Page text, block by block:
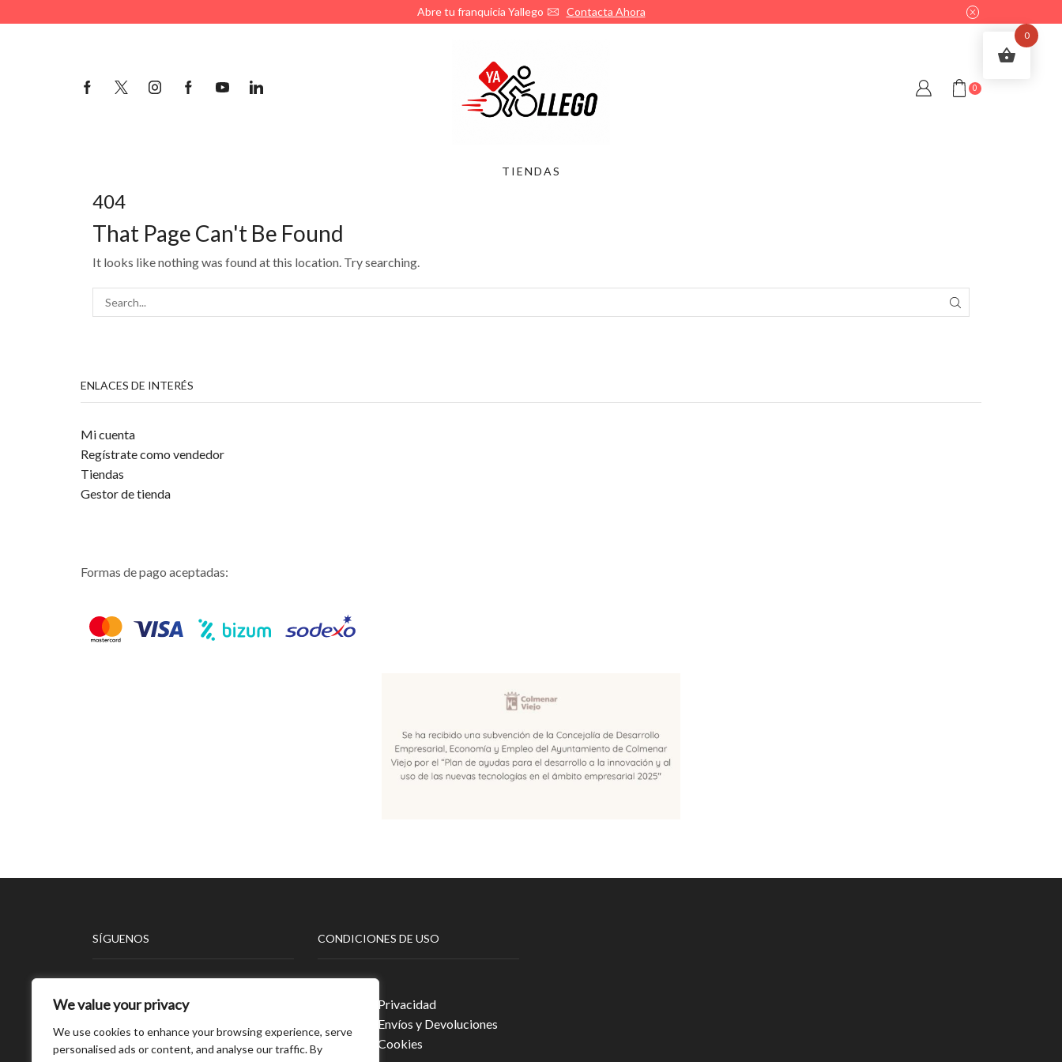
We value your privacy
We use cookies to enhance your browsing experience, serve
personalised ads or content, and analyse our traffic. By
Abre tu franquicia Yallego Contacta Ahora
0
TIENDAS
404
That Page Can't Be Found
It looks like nothing was found at this location. Try searching.
SEARCH
ENLACES DE INTERÉS
Mi cuenta
Regístrate como vendedor
Tiendas
Gestor de tienda
Formas de pago aceptadas:
SÍGUENOS CONDICIONES DE USO
Aviso Legal
Política de Privacidad
Política de Envíos y Devoluciones
Política de Cookies
0